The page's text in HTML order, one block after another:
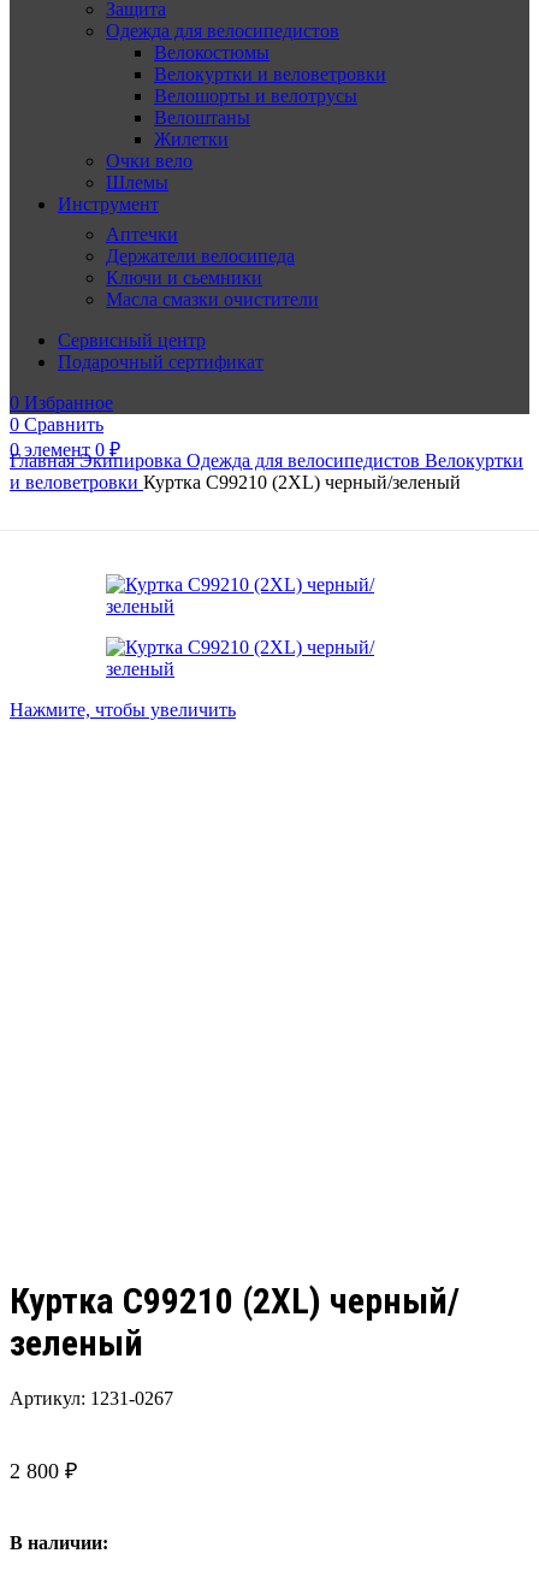
Защита
Одежда для велосипедистов
Велокостюмы
Велокуртки и веловетровки
Велошорты и велотрусы
Велоштаны
Жилетки
Очки вело
Шлемы
Инструмент
Аптечки
Держатели велосипеда
Ключи и сьемники
Масла смазки очистители
Сервисный центр
Подарочный сертификат
0 Избранное
0 Сравнить
0элемент 0 ₽
ГлавнаяЭкипировка Одежда для велосипедистов Велокуртки
и веловетровки Куртка С99210 (2XL) черный/зеленый
Нажмите, чтобы увеличить
Куртка С99210 (2XL) черный/
зеленый
Артикул: 1231-0267
2 800 ₽
В наличии: